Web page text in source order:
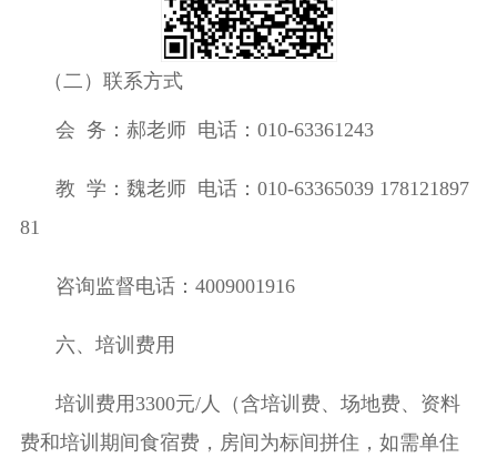
（二）联系方式
会 务： 郝老师 电话： 010-63361243
教 学：魏老师 电话： 010-63365039 178121897
81
咨询监督电话： 4009001916
六、培训费用
培训费用 3300元/人（含培训费、场地费、资料
费和培训期间食宿费，房间为标间拼住，如需单住